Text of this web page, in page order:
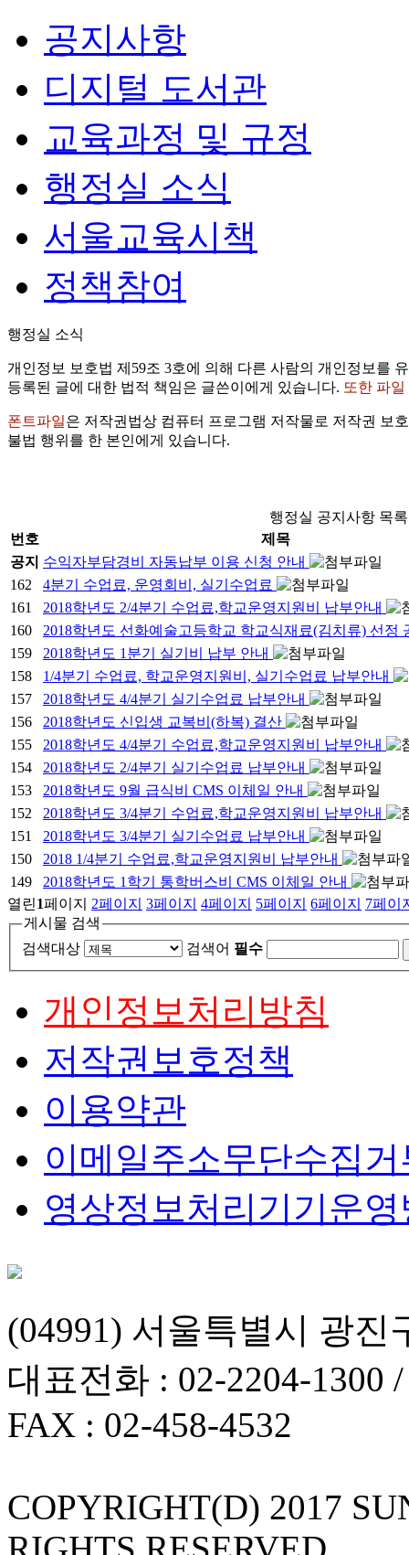
공지사항
디지털 도서관
교육과정 및 규정
행정실 소식
서울교육시책
정책참여
행정실 소식
개인정보 보호법 제59조 3호에 의해 다른 사람의 개인정보를
등록된 글에 대한 법적 책임은 글쓴이에게 있습니다. 또한 파
폰트파일은 저작권법상 컴퓨터 프로그램 저작물로 저작권 보
불법 행위를 한 본인에게 있습니다.
행정실 공지사항 목록
번호
제목
공지 수익자부담경비 자동납부 이용 신청 안내
162
4분기 수업료, 운영회비, 실기수업료
161
2018학년도 2/4분기 수업료,학교운영지원비 납부안내
160
2018학년도 선화예술고등학교 학교식재료(김치류) 선정
159
2018학년도 1분기 실기비 납부 안내
158
1/4분기 수업료, 학교운영지원비, 실기수업료 납부안내
157
2018학년도 4/4분기 실기수업료 납부안내
156
2018학년도 신입생 교복비(하복) 결산
155
2018학년도 4/4분기 수업료,학교운영지원비 납부안내
154
2018학년도 2/4분기 실기수업료 납부안내
153
2018학년도 9월 급식비 CMS 이체일 안내
152
2018학년도 3/4분기 수업료,학교운영지원비 납부안내
151
2018학년도 3/4분기 실기수업료 납부안내
150
2018 1/4분기 수업료,학교운영지원비 납부안내
149
2018학년도 1학기 통학버스비 CMS 이체일 안내
열린1페이지 2페이지 3페이지 4페이지 5페이지 6페이지 7페이
게시물 검색
검색대상
검색어 필수
개인정보처리방침
저작권보호정책
이용약관
이메일주소무단수집거
영상정보처리기기운
(04991) 서울특별시 광진
대표전화 : 02-2204-1300
FAX : 02-458-4532
COPYRIGHT(D) 2017